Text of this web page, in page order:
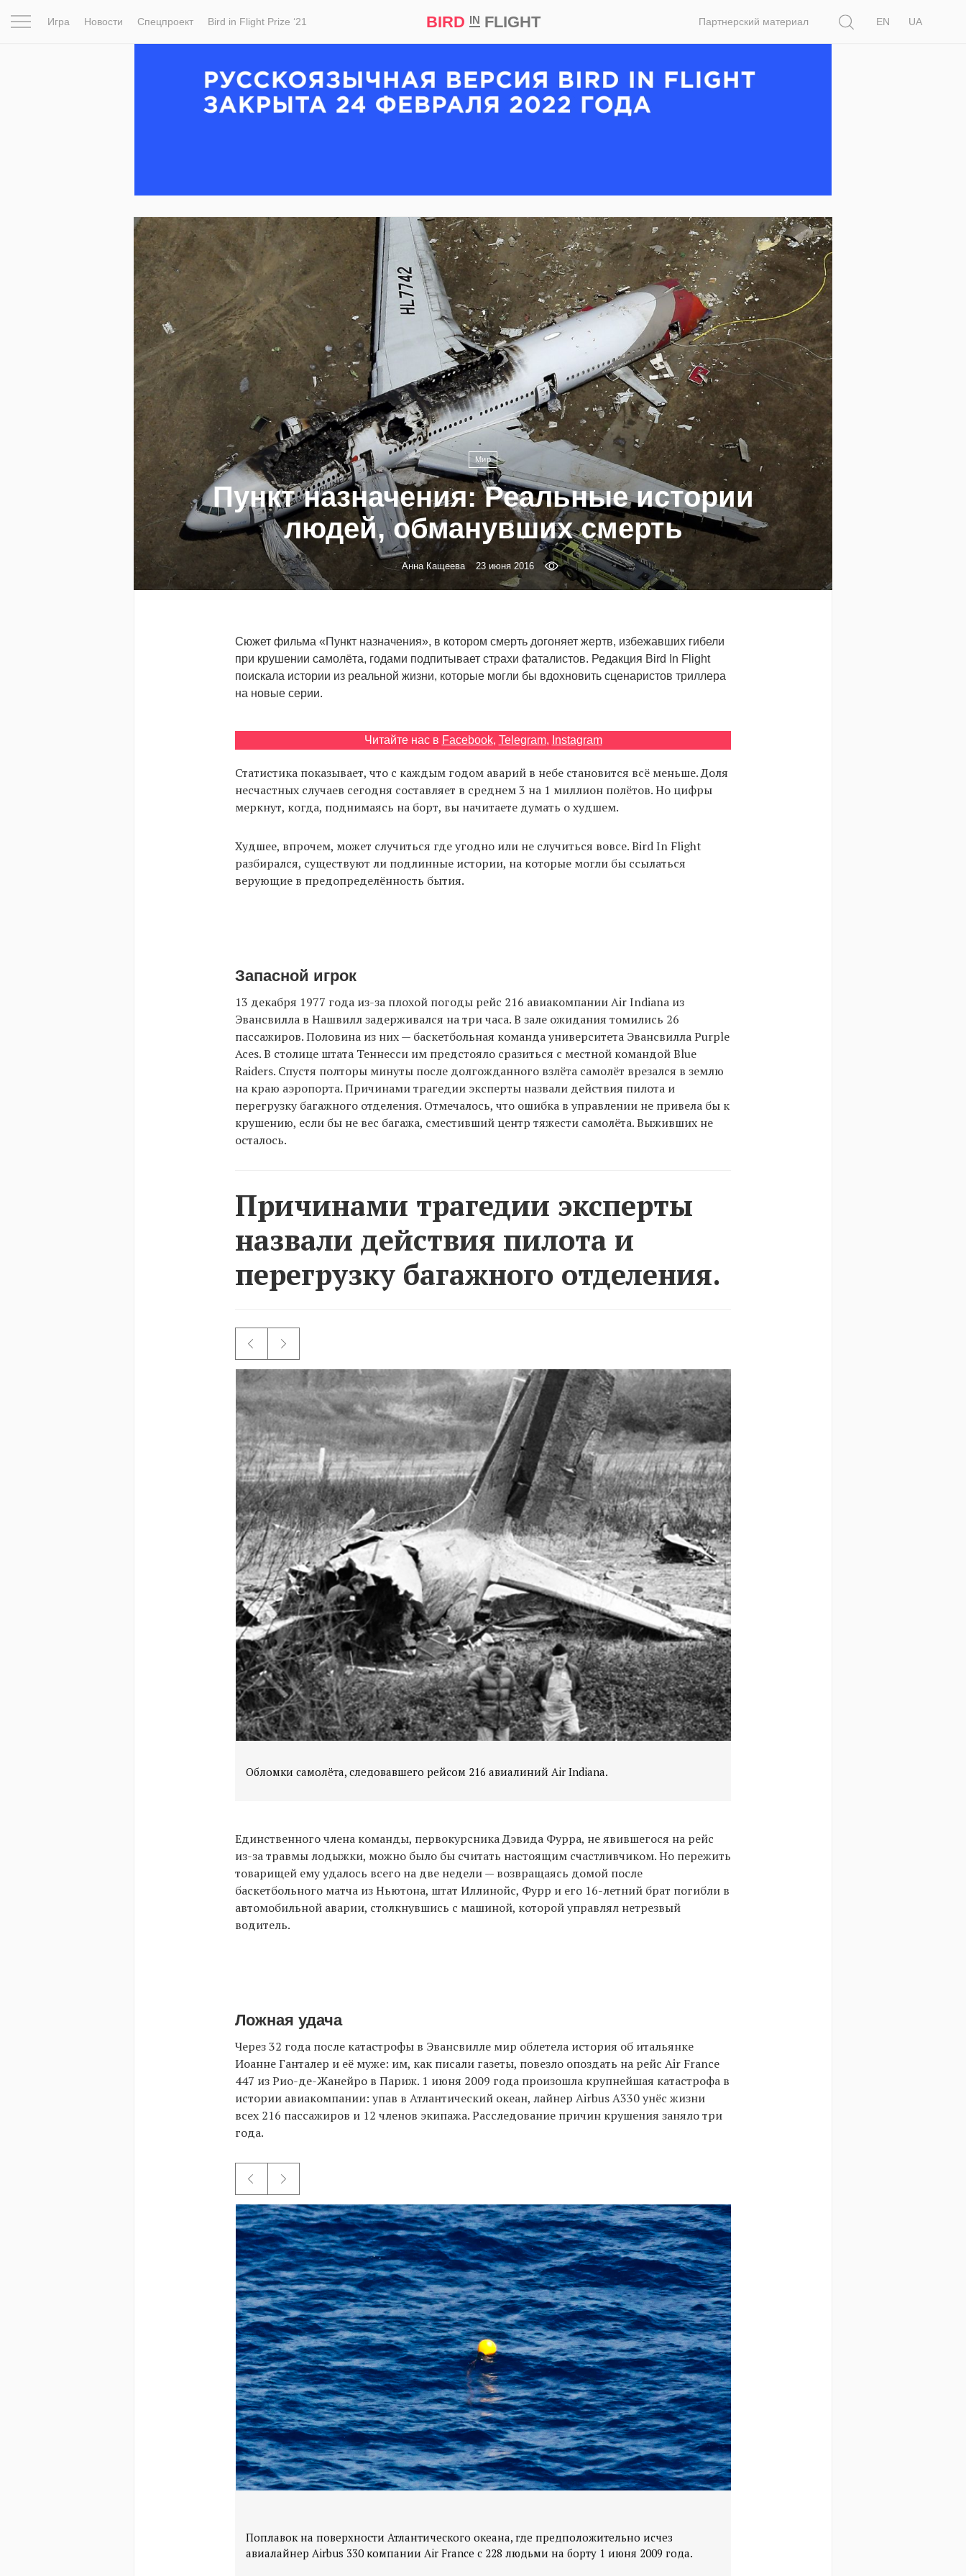
Игра Новости Спецпроект Bird in Flight Prize ‘21 BIRD INFLIGHT Партнерский материал
EN
UA
Мир
Пункт назначения: Реальные истории
людей, обманувших смерть
Анна Кащеева 23 июня 2016
Сюжет фильма «Пункт назначения», в котором смерть догоняет жертв, избежавших гибели
при крушении самолёта, годами подпитывает страхи фаталистов. Редакция Bird In Flight
поискала истории из реальной жизни, которые могли бы вдохновить сценаристов триллера
на новые серии.
Читайте нас в Facebook, Telegram, Instagram
Статистика показывает, что с каждым годом аварий в небе становится всё меньше. Доля
несчастных случаев сегодня составляет в среднем 3 на 1 миллион полётов. Но цифры
меркнут, когда, поднимаясь на борт, вы начитаете думать о худшем.
Худшее, впрочем, может случиться где угодно или не случиться вовсе. Bird In Flight
разбирался, существуют ли подлинные истории, на которые могли бы ссылаться
верующие в предопределённость бытия.
Запасной игрок
13 декабря 1977 года из-за плохой погоды рейс 216 авиакомпании Air Indiana из
Эвансвилла в Нашвилл задерживался на три часа. В зале ожидания томились 26
пассажиров. Половина из них — баскетбольная команда университета Эвансвилла Purple
Aces. В столице штата Теннесси им предстояло сразиться с местной командой Blue
Raiders. Спустя полторы минуты после долгожданного взлёта самолёт врезался в землю
на краю аэропорта. Причинами трагедии эксперты назвали действия пилота и
перегрузку багажного отделения. Отмечалось, что ошибка в управлении не привела бы к
крушению, если бы не вес багажа, сместивший центр тяжести самолёта. Выживших не
осталось.
Причинами трагедии эксперты
назвали действия пилота и
перегрузку багажного отделения.
Обломки самолёта, следовавшего рейсом 216 авиалиний Air Indiana.
Единственного члена команды, первокурсника Дэвида Фурра, не явившегося на рейс
из-за травмы лодыжки, можно было бы считать настоящим счастливчиком. Но пережить
товарищей ему удалось всего на две недели — возвращаясь домой после
баскетбольного матча из Ньютона, штат Иллинойс, Фурр и его 16-летний брат погибли в
автомобильной аварии, столкнувшись с машиной, которой управлял нетрезвый
водитель.
Ложная удача
Через 32 года после катастрофы в Эвансвилле мир облетела история об итальянке
Иоанне Ганталер и её муже: им, как писали газеты, повезло опоздать на рейс Air France
447 из Рио-де-Жанейро в Париж. 1 июня 2009 года произошла крупнейшая катастрофа в
истории авиакомпании: упав в Атлантический океан, лайнер Airbus A330 унёс жизни
всех 216 пассажиров и 12 членов экипажа. Расследование причин крушения заняло три
года.
Поплавок на поверхности Атлантического океана, где предположительно исчез
авиалайнер Airbus 330 компании Air France с 228 людьми на борту 1 июня 2009 года.